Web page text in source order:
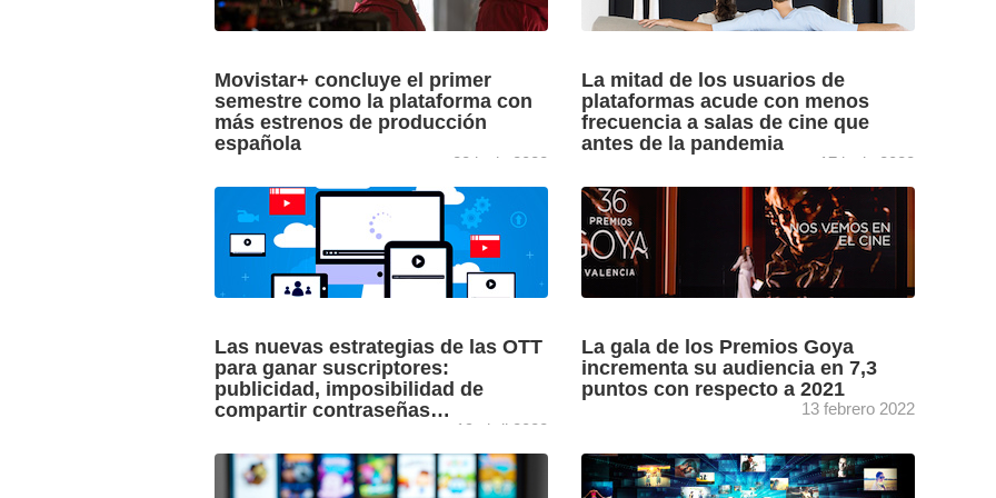
Movistar+ concluye el primer
semestre como la plataforma con
más estrenos de producción
española
28 junio 2022
[+]
Según el último informe GECA sobre la
producción española en OTT en el último
semestre de 2022, Movistar+ es la plataforma
con más estrenos ...
La mitad de los usuarios de
plataformas acude con menos
frecuencia a salas de cine que
antes de la pandemia
17 junio 2022
GECA profundiza en la última edición de su
Barómetro OTT (el estudio sobre hábitos,
preferencias y consumos de los usuarios de
plataformas de streaming ...
Las nuevas estrategias de las OTT
para ganar suscriptores:
publicidad, imposibilidad de
compartir contraseñas…
19 abril 2022
Enrique García Maroto, director del área de
consultoría nacional de GECA, comparte su
visión sobre los nuevos modelos de negocio
La gala de los Premios Goya
incrementa su audiencia en 7,3
puntos con respecto a 2021
13 febrero 2022
Un total de 2.777.000 espectadores siguieron
el sábado la gala de los Premios Goya en La
1 de TVE, lo que se tradujo en ...